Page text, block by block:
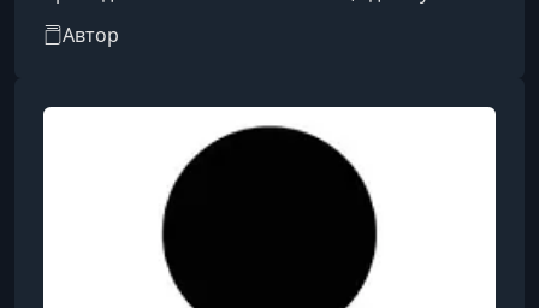
созданию вкусных и полезных десертов. Автор
оригинальных рецептов в формате
кондитер своего города.
Автор